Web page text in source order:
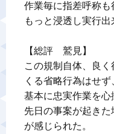
作業毎に指差呼称も
もっと浸透し実行出
【総評　鷲見】
この規制自体、良
くる省略行為はせず
基本に忠実作業を
先日の事案が起き
が感じられた。